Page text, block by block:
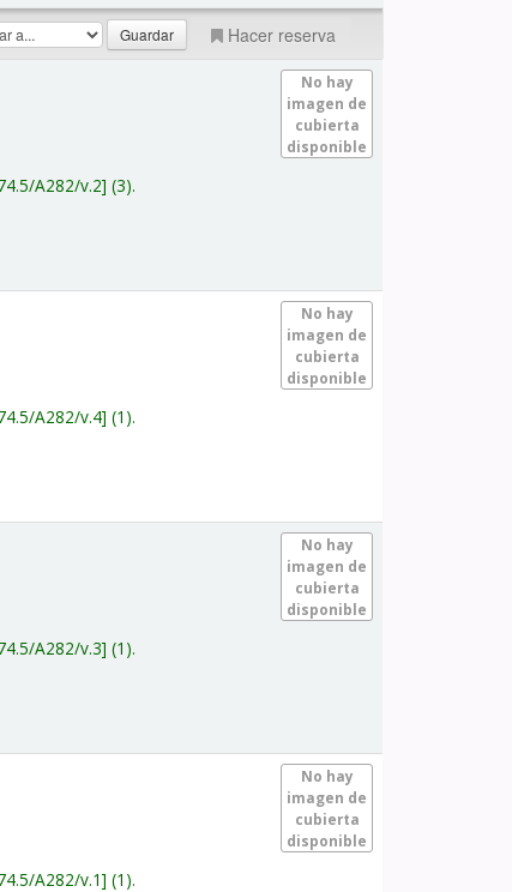
Hacer reserva
No hay
imagen de
cubierta
disponible
A282/v.2 (3).
No hay
imagen de
cubierta
disponible
A282/v.4 (1).
No hay
imagen de
cubierta
disponible
A282/v.3 (1).
No hay
imagen de
cubierta
disponible
A282/v.1 (1).